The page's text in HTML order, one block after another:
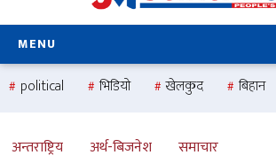
MENU
political भिडियो खेलकुद
बिहान
national
health
अन्तराष्ट्रिय अर्थ-बिजनेश समाचार